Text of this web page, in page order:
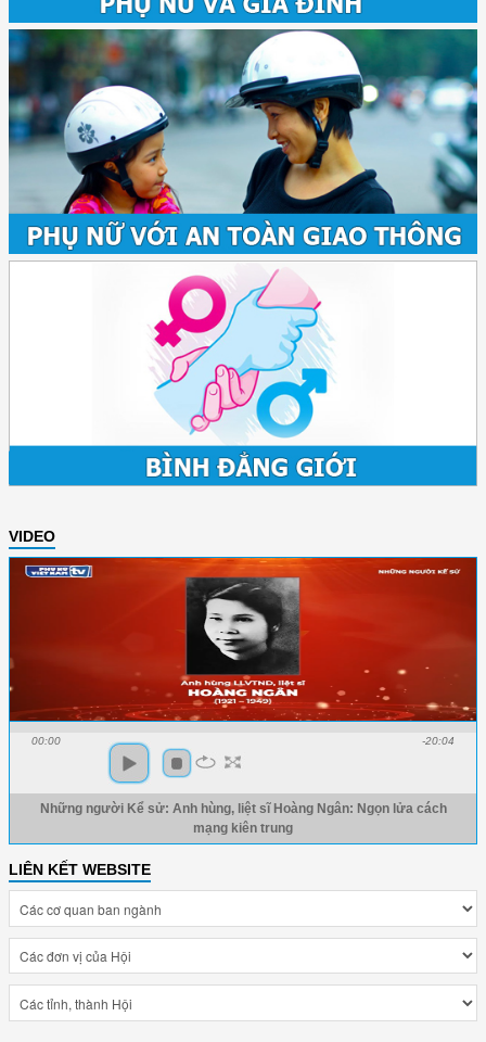
VIDEO
00:00 -20:04
Những người Kể sử: Anh hùng, liệt sĩ Hoàng Ngân: Ngọn lửa cách
mạng kiên trung
LIÊN KẾT WEBSITE